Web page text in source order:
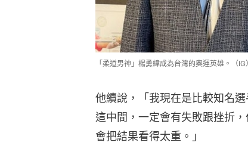
24歲的楊勇緯日前征戰阿布扎
多為年輕一輩好手，多去對戰